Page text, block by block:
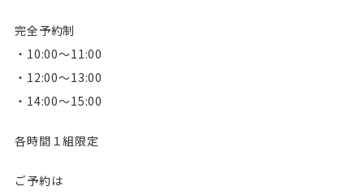
完全予約制
・10:00〜11:00
・12:00〜13:00
・14:00〜15:00
各時間１組限定
ご予約は